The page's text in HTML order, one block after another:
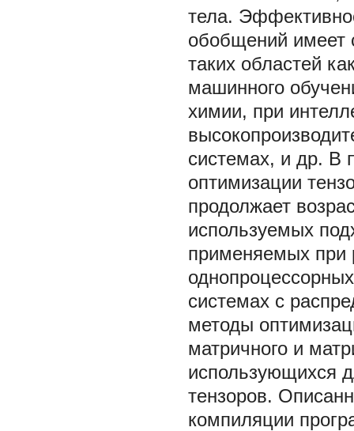
тела.
обобщений имеет
таких областей
машинного
химии, при
системах, и др. В
оптимизации
продолжает
используемых
применяемых при
системах с
методы
матричного и
использующихся
тензоров.
компиляции